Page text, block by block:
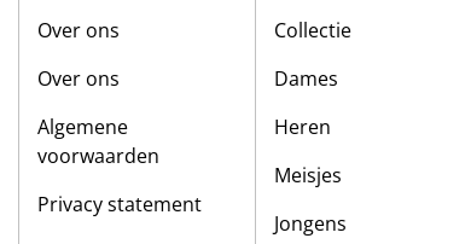
Over ons
Over ons
Algemene
voorwaarden
Privacy statement
Collectie
Dames
Heren
Meisjes
Jongens